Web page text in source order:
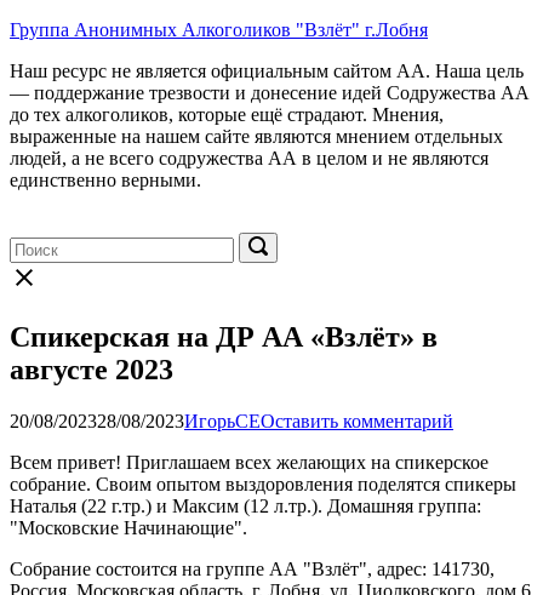
Перейти
содержимому
Группа Анонимных Алкоголиков "Взлёт" г.Лобня
Наш ресурс не является официальным сайтом АА. Наша цель
— поддержание трезвости и донесение идей Содружества АА
до тех алкоголиков, которые ещё страдают. Мнения,
выраженные на нашем сайте являются мнением отдельных
людей, а не всего содружества АА в целом и не являются
единственно верными.
Меню
Поиск:
Поиск: Поиск
Закрыть
Спикерская на ДР АА «Взлёт» в
августе 2023
20/08/202328/08/2023ИгорьСЕОставить комментарий
Всем привет! Приглашаем всех желающих на спикерское
собрание. Своим опытом выздоровления поделятся спикеры
Наталья (22 г.тр.) и Максим (12 л.тр.). Домашняя группа:
"Московские Начинающие".
Собрание состоится на группе АА "Взлёт", адрес: 141730,
Россия, Московская область, г. Лобня, ул. Циолковского, дом 6